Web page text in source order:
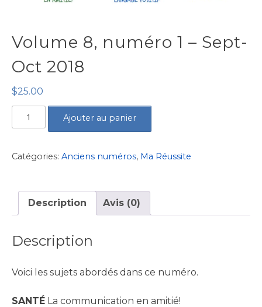
Volume 8, numéro 1 – Sept-
Oct 2018
$25.00
de
8,
Sept-
2018
Ajouter au panier
Catégories: Anciens numéros, Ma Réussite
Description Avis (0)
Description
Voici les sujets abordés dans ce numéro.
SANTÉ La communication en amitié!